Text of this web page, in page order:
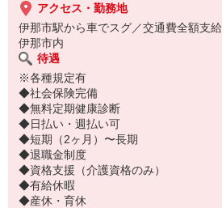
アクセス・勤務地
伊那市駅から車でスグ／交通費全額支給
伊那市内
待遇
※各種規定有
◆社会保険完備
◆無料定期健康診断
◆日払い・週払い可
◆短期（2ヶ月）〜長期
◆退職金制度
◆資格支援（介護資格のみ）
◆有給休暇
◆産休・育休